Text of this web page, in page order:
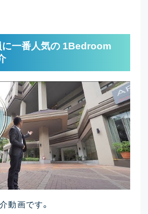
に一番人気の 1Bedroom
動画です。